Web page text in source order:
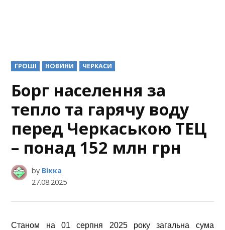
POSTED
IN
ГРОШІ НОВИНИ ЧЕРКАСИ
Борг населення за
тепло та гарячу воду
перед Черкаською ТЕЦ
– понад 152 млн грн
by Вікка
27.08.2025
Станом на 01 серпня 2025 року загальна сума